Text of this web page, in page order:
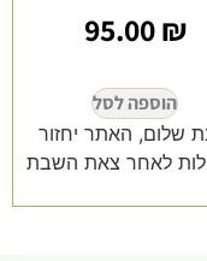
95.00₪
הוספה לסל
שלום, האתר יחזור
לאחר צאת השבת